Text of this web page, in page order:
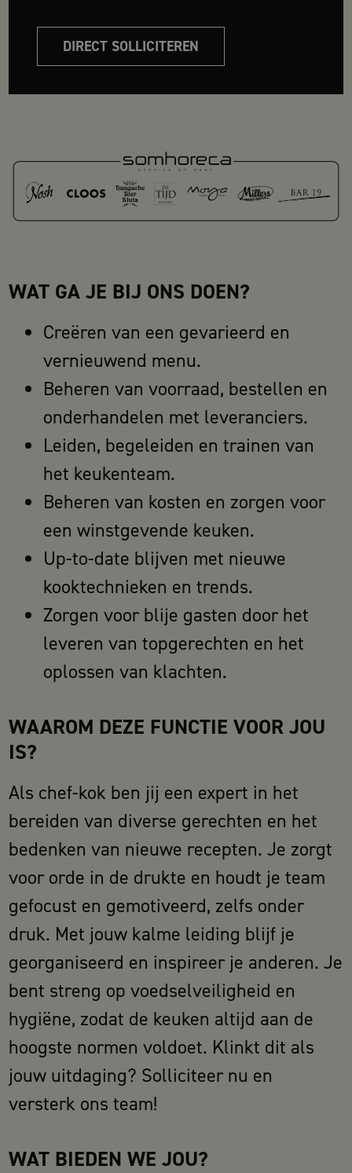
DIRECT SOLLICITEREN
WAT GA JE BIJ ONS DOEN?
Creëren van een gevarieerd en
vernieuwend menu.
Beheren van voorraad, bestellen en
onderhandelen met leveranciers.
Leiden, begeleiden en trainen van
het keukenteam.
Beheren van kosten en zorgen voor
een winstgevende keuken.
Up-to-date blijven met nieuwe
kooktechnieken en trends.
Zorgen voor blije gasten door het
leveren van topgerechten en het
oplossen van klachten.
WAAROM DEZE FUNCTIE VOOR JOU
IS?
Als chef-kok ben jij een expert in het
bereiden van diverse gerechten en het
bedenken van nieuwe recepten. Je zorgt
voor orde in de drukte en houdt je team
gefocust en gemotiveerd, zelfs onder
druk. Met jouw kalme leiding blijf je
georganiseerd en inspireer je anderen. Je
bent streng op voedselveiligheid en
hygiëne, zodat de keuken altijd aan de
hoogste normen voldoet. Klinkt dit als
jouw uitdaging? Solliciteer nu en
versterk ons team!
WAT BIEDEN WE JOU?